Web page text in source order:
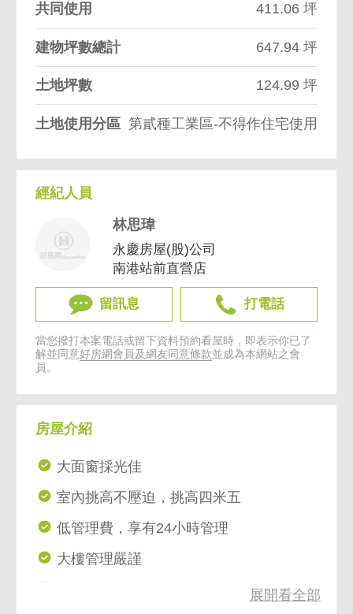
共同使用 411.06 坪
建物坪數總計 647.94 坪
土地坪數 124.99 坪
土地使用分區 第貳種工業區-不得作住宅使用
經紀人員
林思瑋
永慶房屋(股)公司
南港站前直營店
留訊息 打電話
當您撥打本案電話或留下資料預約看屋時，即表示你已了
解並同意好房網會員及網友同意條款並成為本網站之會
員。
房屋介紹
大面窗採光佳
室內挑高不壓迫，挑高四米五
低管理費，享有24小時管理
大樓管理嚴謹
展開看全部